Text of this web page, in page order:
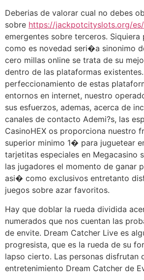
Deberias de valorar cual no debes
sobre https://jackpotcityslots.org/es/
emergentes sobre terceros. Siquiera
como es novedad seri�a sinonimo
cero millas online se trata de su
dentro de las plataformas
perfeccionamiento de estas
entornos en internet, nuestro
sus esfuerzos, ademas, acerca de
canales de contacto Ademi?s, las
CasinoHEX os proporciona nuestro
superior minimo 1� para juguetear
tarjetitas especiales en Megacasino
las jugadores el momento de ganar
asi� como exclusivos entretanto
juegos sobre azar favoritos.
Hay que doblar la rueda dividida
numerados que nos cuentan las
de envite. Dream Catcher Live es
progresista, que es la rueda de su
lapso cierto. Las personas disfrutan
entretenimiento Dream Catcher de